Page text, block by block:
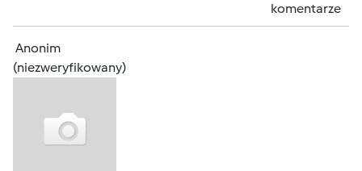
komentarze
Anonim
(niezweryfikowany)